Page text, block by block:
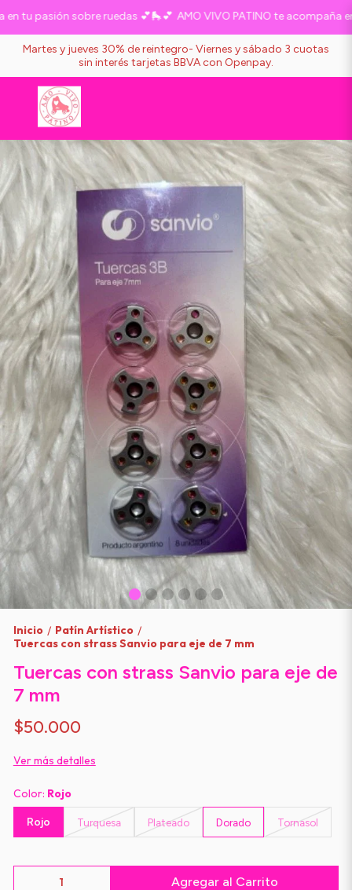
tu pasión sobre ruedas 💕🛼💕 AMO VIVO PATINO te acompaña
Martes y jueves 30% de reintegro- Viernes y sábado 3 cuotas
sin interés tarjetas BBVA con Openpay.
Inicio / Patín Artístico /
Tuercas con strass Sanvio para eje de 7 mm
Tuercas con strass Sanvio para eje de
7 mm
$50.000
Ver más detalles
Color: Rojo
Rojo Turquesa Plateado Dorado Tornasol
Agregar al Carrito